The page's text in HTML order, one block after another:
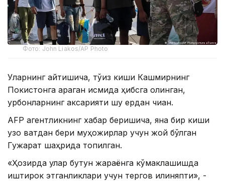
Фото: John Liakos/AP Photo
Уларнинг айтишича, тўққиз киши Кашмирнинг
Покистонга қараган қисмида ҳибсга олинган,
қурбонларнинг аксарияти шу ердан чиққан.
AFP агентликнинг хабар беришича, яна бир киши
узоқ вақтдан бери муҳожирлар учун жой бўлган
Гужарат шаҳрида топилган.
«Ҳозирда улар бутун жараёнга кўмаклашишда
иштирок этганликлари учун тергов қилиняпти», -